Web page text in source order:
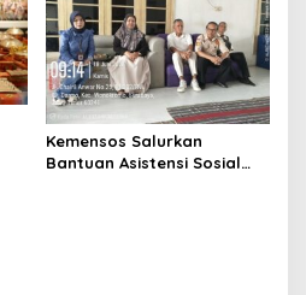
Kemensos Salurkan
Bantuan Asistensi Sosial